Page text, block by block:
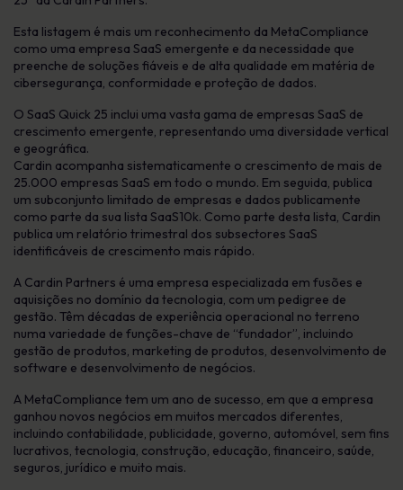
Esta listagem é mais um reconhecimento da MetaCompliance
como uma empresa SaaS emergente e da necessidade que
preenche de soluções fiáveis e de alta qualidade em matéria de
cibersegurança, conformidade e proteção de dados.
O SaaS Quick 25 inclui uma vasta gama de empresas SaaS de
crescimento emergente, representando uma diversidade vertical
e geográfica.
Cardin acompanha sistematicamente o crescimento de mais de
25.000 empresas SaaS em todo o mundo. Em seguida, publica
um subconjunto limitado de empresas e dados publicamente
como parte da sua lista SaaS10k. Como parte desta lista, Cardin
publica um relatório trimestral dos subsectores SaaS
identificáveis de crescimento mais rápido.
A Cardin Partners é uma empresa especializada em fusões e
aquisições no domínio da tecnologia, com um pedigree de
gestão. Têm décadas de experiência operacional no terreno
numa variedade de funções-chave de “fundador”, incluindo
gestão de produtos, marketing de produtos, desenvolvimento de
software e desenvolvimento de negócios.
A MetaCompliance tem um ano de sucesso, em que a empresa
ganhou novos negócios em muitos mercados diferentes,
incluindo contabilidade, publicidade, governo, automóvel, sem fins
lucrativos, tecnologia, construção, educação, financeiro, saúde,
seguros, jurídico e muito mais.